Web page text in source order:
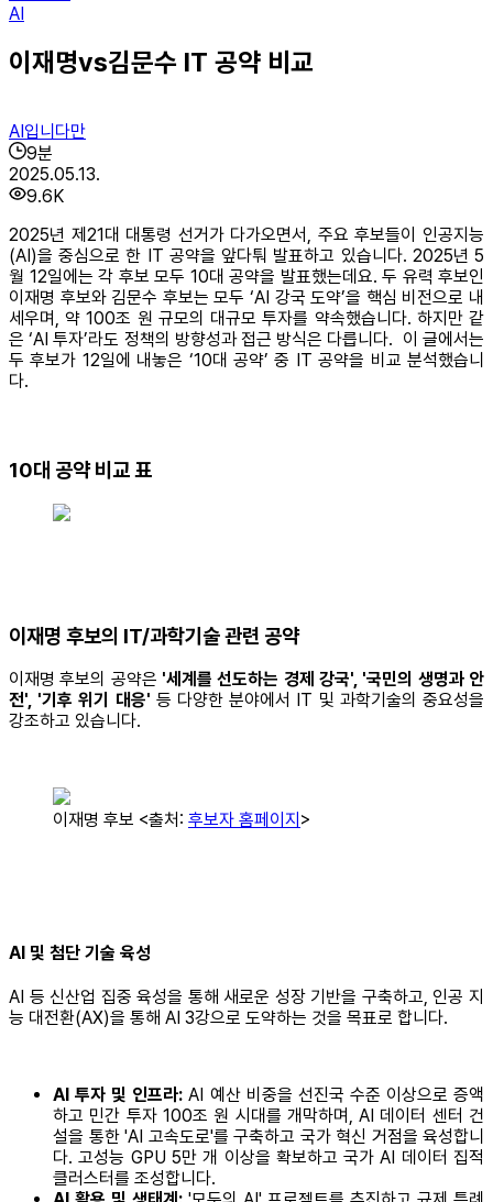
AI
이재명vs김문수 IT 공약 비교
AI입니다만
9분
2025.05.13.
9.6K
2025년 제21대 대통령 선거가 다가오면서, 주요 후보들이 인공지능
(AI)을 중심으로 한 IT 공약을 앞다퉈 발표하고 있습니다. 2025년 5
월 12일에는 각 후보 모두 10대 공약을 발표했는데요. 두 유력 후보인
이재명 후보와 김문수 후보는 모두 ‘AI 강국 도약’을 핵심 비전으로 내
세우며, 약 100조 원 규모의 대규모 투자를 약속했습니다. 하지만 같
은 ‘AI 투자’라도 정책의 방향성과 접근 방식은 다릅니다. 이 글에서는
두 후보가 12일에 내놓은 ‘10대 공약’ 중 IT 공약을 비교 분석했습니
다.
10대 공약 비교 표
이재명 후보의 IT/과학기술 관련 공약
이재명 후보의 공약은 '세계를 선도하는 경제 강국', '국민의 생명과 안
전', '기후 위기 대응' 등 다양한 분야에서 IT 및 과학기술의 중요성을
강조하고 있습니다.
이재명 후보 <출처: 후보자 홈페이지 >
AI 및 첨단 기술 육성
AI 등 신산업 집중 육성을 통해 새로운 성장 기반을 구축하고, 인공 지
능 대전환(AX)을 통해 AI 3강으로 도약하는 것을 목표로 합니다.
AI 투자 및 인프라: AI 예산 비중을 선진국 수준 이상으로 증액
하고 민간 투자 100조 원 시대를 개막하며, AI 데이터 센터 건
설을 통한 'AI 고속도로'를 구축하고 국가 혁신 거점을 육성합니
다. 고성능 GPU 5만 개 이상을 확보하고 국가 AI 데이터 집적
클러스터를 조성합니다.